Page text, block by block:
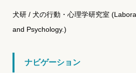
犬研 / 犬の行動・心理学研究室
and Psychology.)
ナビゲーション